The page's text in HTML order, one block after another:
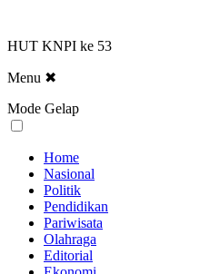
HUT KNPI ke 53
Menu ✖
Mode Gelap
Home
Nasional
Politik
Pendidikan
Pariwisata
Olahraga
Editorial